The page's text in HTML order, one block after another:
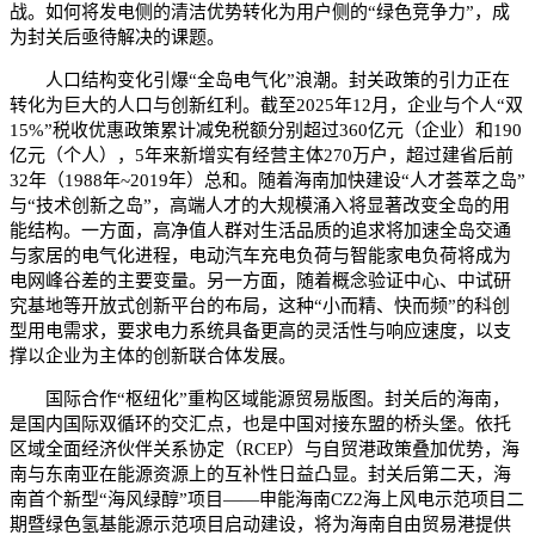
战。如何将发电侧的清洁优势转化为用户侧的“绿色竞争力”，成
为封关后亟待解决的课题。
人口结构变化引爆“全岛电气化”浪潮。封关政策的引力正在
转化为巨大的人口与创新红利。截至2025年12月，企业与个人“双
15%”税收优惠政策累计减免税额分别超过360亿元（企业）和190
亿元（个人），5年来新增实有经营主体270万户，超过建省后前
32年（1988年~2019年）总和。随着海南加快建设“人才荟萃之岛”
与“技术创新之岛”，高端人才的大规模涌入将显著改变全岛的用
能结构。一方面，高净值人群对生活品质的追求将加速全岛交通
与家居的电气化进程，电动汽车充电负荷与智能家电负荷将成为
电网峰谷差的主要变量。另一方面，随着概念验证中心、中试研
究基地等开放式创新平台的布局，这种“小而精、快而频”的科创
型用电需求，要求电力系统具备更高的灵活性与响应速度，以支
撑以企业为主体的创新联合体发展。
国际合作“枢纽化”重构区域能源贸易版图。封关后的海南，
是国内国际双循环的交汇点，也是中国对接东盟的桥头堡。依托
区域全面经济伙伴关系协定（RCEP）与自贸港政策叠加优势，海
南与东南亚在能源资源上的互补性日益凸显。封关后第二天，海
南首个新型“海风绿醇”项目——申能海南CZ2海上风电示范项目二
期暨绿色氢基能源示范项目启动建设，将为海南自由贸易港提供